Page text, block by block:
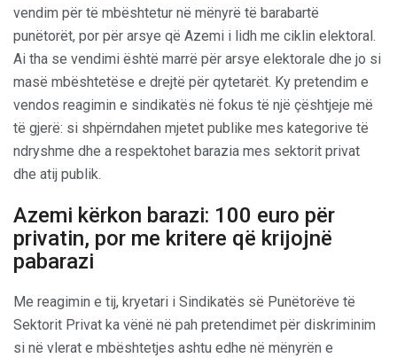
vendim për të mbështetur në mënyrë të barabartë
punëtorët, por për arsye që Azemi i lidh me ciklin elektoral.
Ai tha se vendimi është marrë për arsye elektorale dhe jo si
masë mbështetëse e drejtë për qytetarët. Ky pretendim e
vendos reagimin e sindikatës në fokus të një çështjeje më
të gjerë: si shpërndahen mjetet publike mes kategorive të
ndryshme dhe a respektohet barazia mes sektorit privat
dhe atij publik.
Azemi kërkon barazi: 100 euro për
privatin, por me kritere që krijojnë
pabarazi
Me reagimin e tij, kryetari i Sindikatës së Punëtorëve të
Sektorit Privat ka vënë në pah pretendimet për diskriminim
si në vlerat e mbështetjes ashtu edhe në mënyrën e